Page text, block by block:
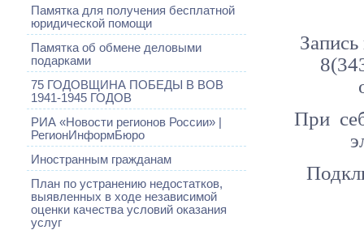
Памятка для получения бесплатной
юридической помощи
Памятка об обмене деловыми
подарками
75 ГОДОВЩИНА ПОБЕДЫ В ВОВ
1941-1945 ГОДОВ
РИА «Новости регионов России» |
РегионИнформБюро
Иностранным гражданам
План по устранению недостатков,
выявленных в ходе независимой
оценки качества условий оказания
услуг
При